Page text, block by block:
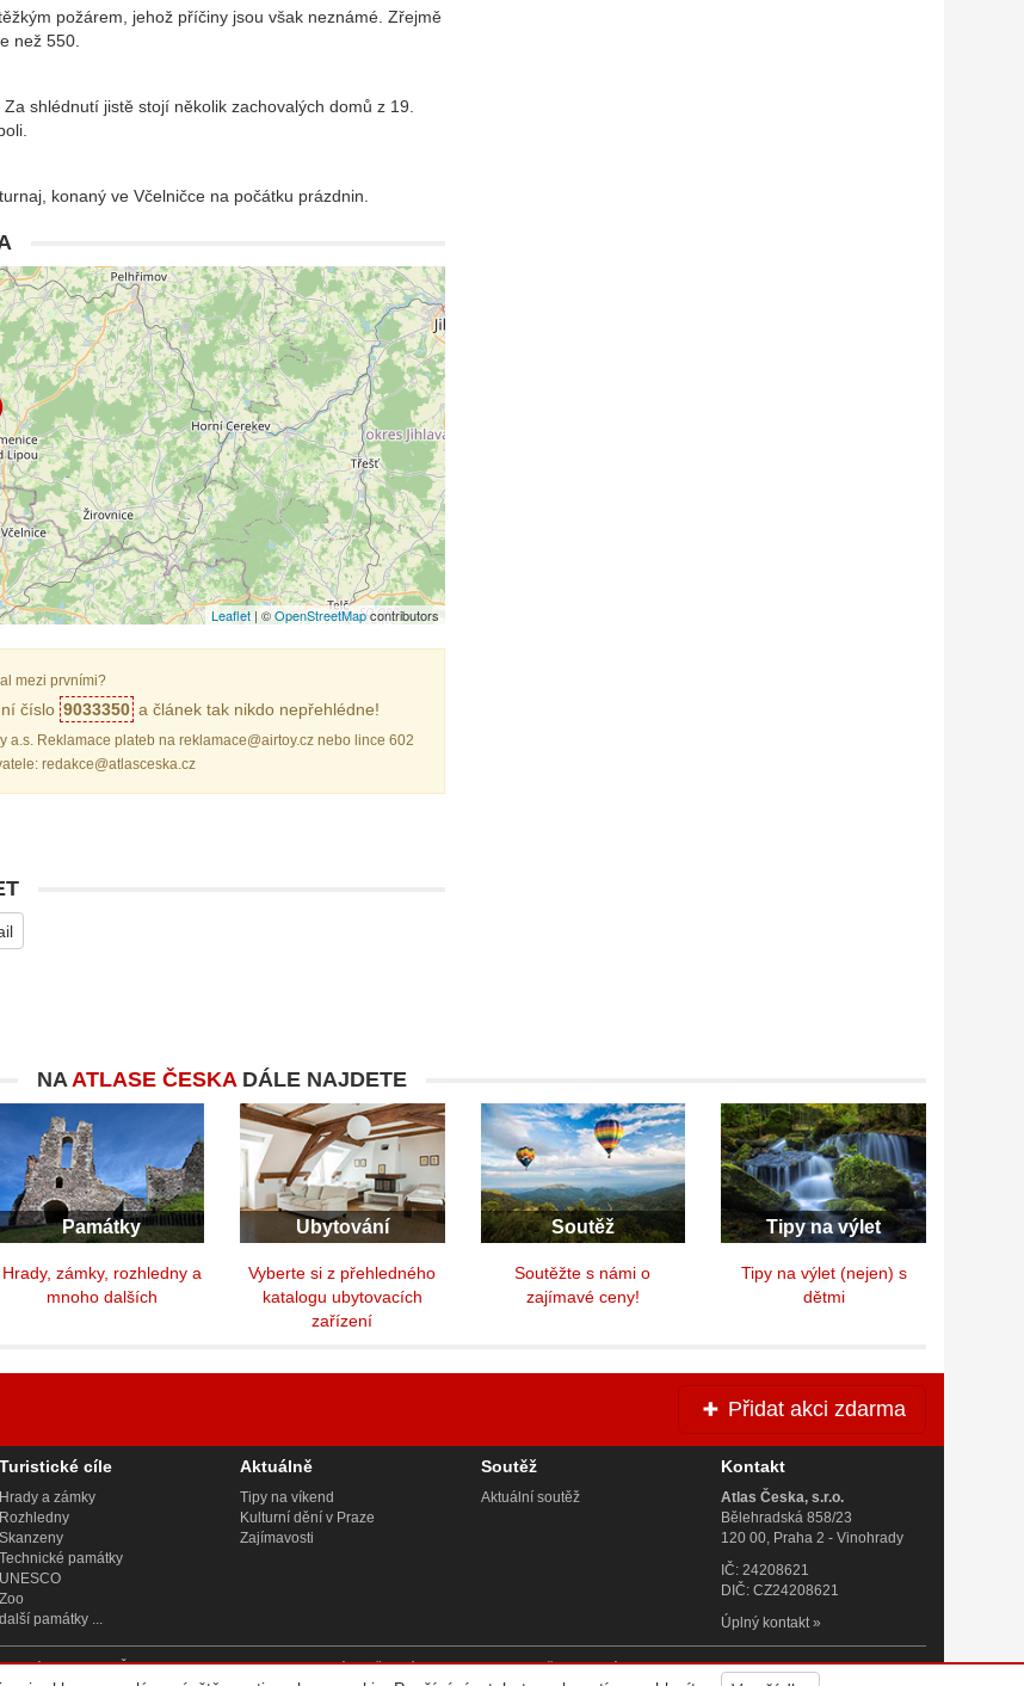
požárem, jehož příčiny jsou však neznámé. Zřejmě
než 550.
shlédnutí jistě stojí několik zachovalých domů z 19.
konaný ve Včelničce na počátku prázdnin.
Leaflet| ©OpenStreetMapcontributors
mezi prvními?
číslo 9033350 a článek tak nikdo nepřehlédne!
Reklamace plateb na reklamace@airtoy.cz nebo lince 602
redakce@atlasceska.cz
NAATLASE ČESKADÁLE NAJDETE
Památky
Hrady, zámky, rozhledny a
mnoho dalších
Ubytování
Vyberte si z přehledného
katalogu ubytovacích
zařízení
Soutěž
Soutěžte s námi o
zajímavé ceny!
Tipy na výlet
Tipy na výlet (nejen) s
dětmi
Přidat akci zdarma
Turistické cíle
Hrady a zámky
Rozhledny
Skanzeny
Technické památky
UNESCO
Zoo
další památky ...
Aktuálně
Tipy na víkend
Kulturní dění v Praze
Zajímavosti
Soutěž
Aktuální soutěž
Kontakt
Atlas Česka, s.r.o.
Bělehradská 858/23
120 00, Praha 2 - Vinohrady
IČ: 24208621
DIČ: CZ24208621
Úplný kontakt»
858/23, PSČ 120 00, sp. zn. C 188784 vedená u Městského soudu v Praze. Všechna práva vyhrazena. Vyrobila a provozujeAltermedia.